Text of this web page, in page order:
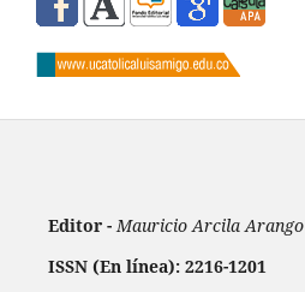
Editor -Mauricio Arcila Arango
ISSN (En línea): 2216-1201